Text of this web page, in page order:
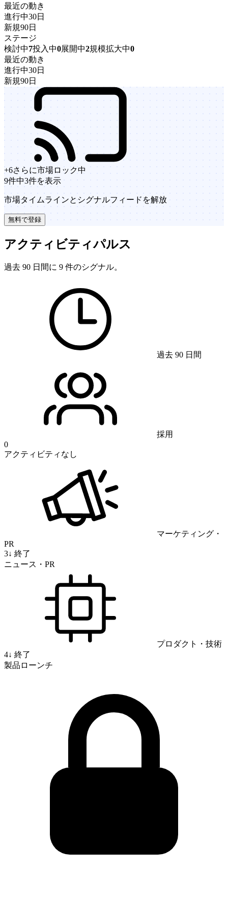
最近の動き
進行中30日
新規90日
ステージ
検討中7投入中0展開中2規模拡大中0
最近の動き
進行中30日
新規90日
+6さらに市場ロック中
9件中3件を表示
市場タイムラインとシグナルフィードを解放
無料で登録
アクティビティパルス
過去 90 日間に 9 件のシグナル。
過去 90 日間
採用
0
アクティビティなし
マーケティング・
PR
3↓ 終了
ニュース・PR
プロダクト・技術
4↓ 終了
製品ローンチ